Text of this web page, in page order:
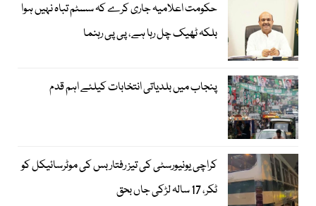
حکومت اعلامیہ جاری کرے کہ سسٹم تباہ نہیں ہوا
بلکہ ٹھیک چل رہا ہے، پی پی رہنما
پنجاب میں بلدیاتی انتخابات کیلئے اہم قدم
کراچی یونیورسٹی کی تیز رفتار بس کی موٹرسائیکل کو
ٹکر، 17 سالہ لڑکی جاں بحق